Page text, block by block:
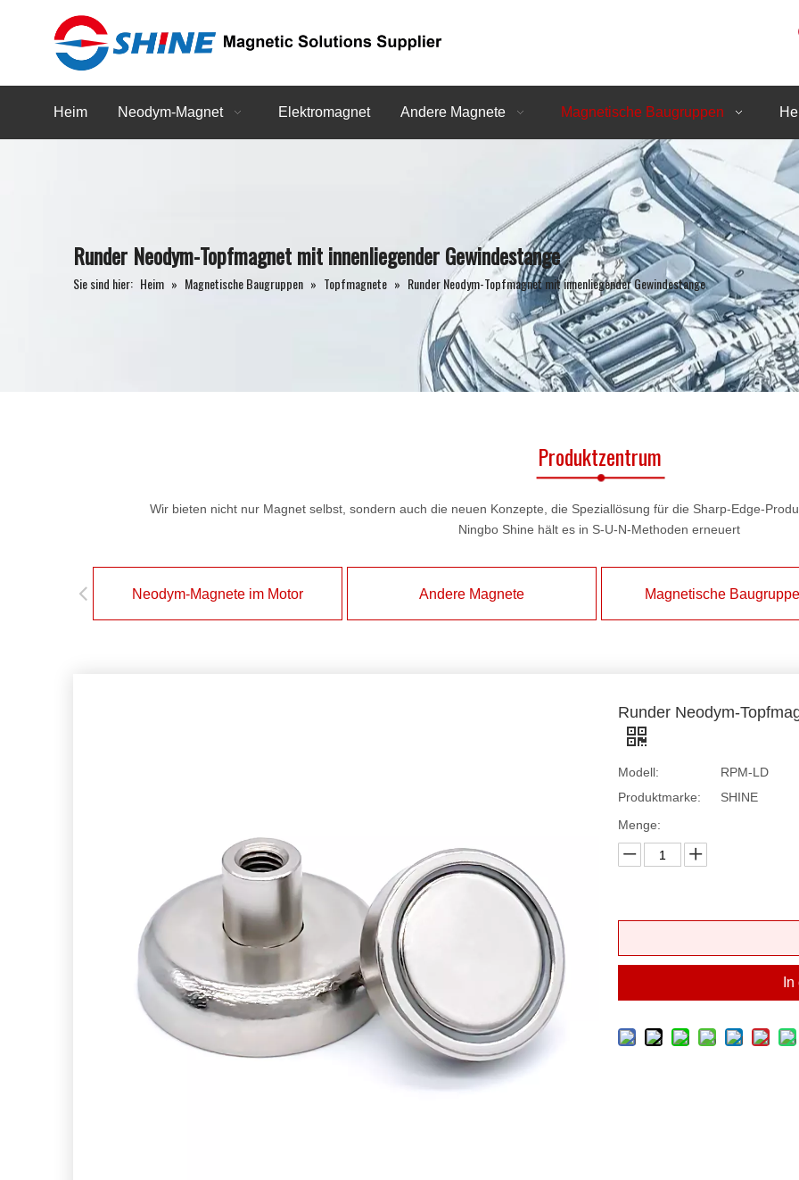
Heim Neodym-Magnet Elektromagnet Andere Magnete Magnetische Baugruppen
Runder Neodym-Topfmagnet mit innenliegender Gewindestange
Sie sind hier: Heim » Magnetische Baugruppen » Topfmagnete » Runder Neodym-Topfmagnet mit innenliegender Gewindestange
Produktzentrum
Wir bieten nicht nur Magnet selbst, sondern auch die neuen Konzepte, die Speziallösung für die Sharp-Edge-
Ningbo Shine hält es in S-U-N-Methoden erneuert
Neodym-Magnete im Motor Andere Magnete Magnetische
Runder Neodym-
Modell:
RPM-LD
Produktmarke:
SHINE
Menge: